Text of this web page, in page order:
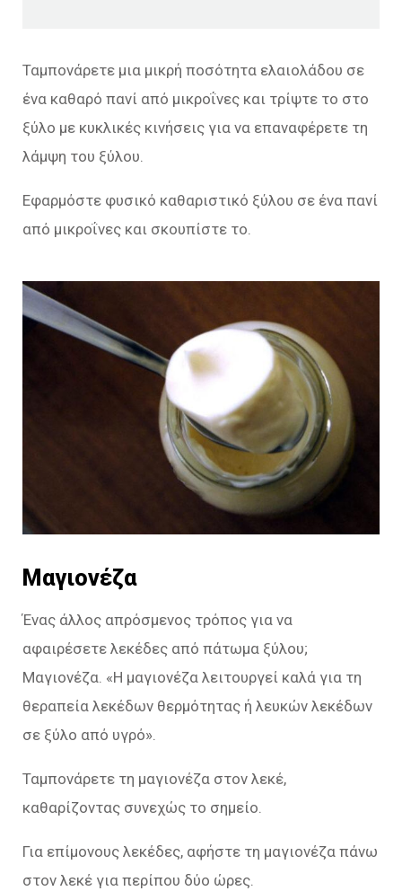
Ταμπονάρετε μια μικρή ποσότητα ελαιολάδου σε
ένα καθαρό πανί από μικροΐνες και τρίψτε το στο
ξύλο με κυκλικές κινήσεις για να επαναφέρετε τη
λάμψη του ξύλου.
Εφαρμόστε φυσικό καθαριστικό ξύλου σε ένα πανί
από μικροΐνες και σκουπίστε το.
Μαγιονέζα
Ένας άλλος απρόσμενος τρόπος για να
αφαιρέσετε λεκέδες από πάτωμα ξύλου;
Μαγιονέζα. «Η μαγιονέζα λειτουργεί καλά για τη
θεραπεία λεκέδων θερμότητας ή λευκών λεκέδων
σε ξύλο από υγρό».
Ταμπονάρετε τη μαγιονέζα στον λεκέ,
καθαρίζοντας συνεχώς το σημείο.
Για επίμονους λεκέδες, αφήστε τη μαγιονέζα πάνω
στον λεκέ για περίπου δύο ώρες.